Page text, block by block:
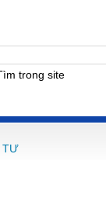
trong site
TƯ